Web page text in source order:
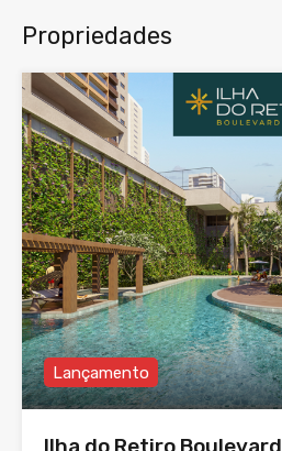
Propriedades
Lançamento